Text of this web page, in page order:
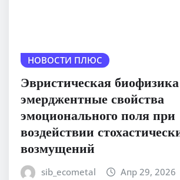
НОВОСТИ ПЛЮС
Эвристическая
эмерджентные свойства
эмоционального поля при
воздействии
возмущений
sib_ecometal Апр 29, 2026